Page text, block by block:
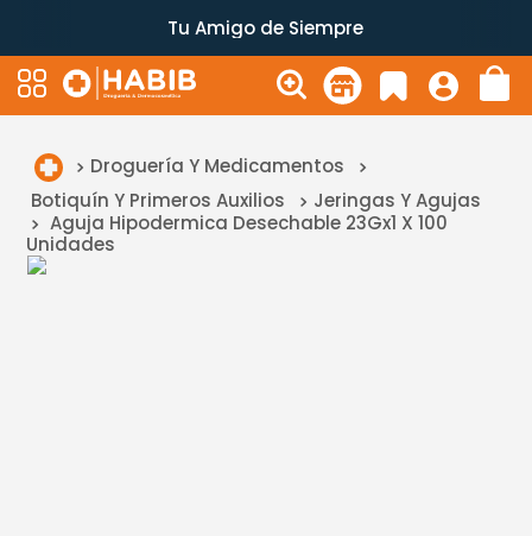
Tu Amigo de Siempre
Droguería Y Medicamentos
Botiquín Y Primeros Auxilios
Jeringas Y Agujas
Aguja Hipodermica Desechable 23Gx1 X 100
Unidades